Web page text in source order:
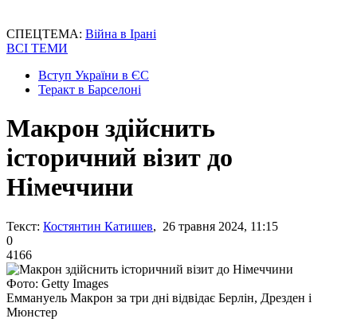
СПЕЦТЕМА: Війна в Ірані
ВСІ ТЕМИ
Вступ України в ЄС
Теракт в Барселоні
Макрон здійснить
історичний візит до
Німеччини
Текст: Костянтин Катишев, 26 травня 2024, 11:15
0
4166
Фото: Getty Images
Еммануель Макрон за три дні відвідає Берлін, Дрезден і
Мюнстер